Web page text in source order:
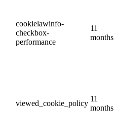
cookielawinfo-
checkbox-
performance
11
months
viewed_cookie_policy
11
months